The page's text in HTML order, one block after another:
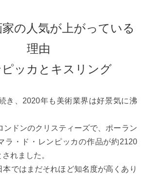
の人気が上がっている
理由
ピッカとキスリング
き、2020年も美術業界は好景気に沸
ドンのクリスティーズで、ポーラン
ラ・ド・レンピッカの作品が約2120
れました。
ではまだそれほど知名度が高くあり